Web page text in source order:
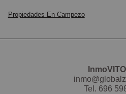
compra el inmueble visitado
certificado energético,
Propiedades En Campezo
Tel. 696